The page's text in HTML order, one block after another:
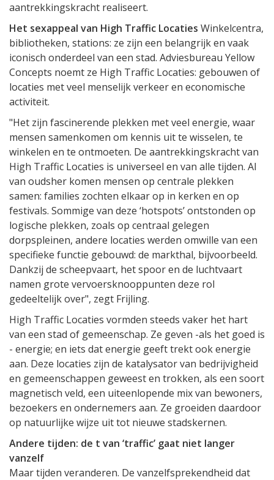
aantrekkingskracht realiseert.
Het sexappeal van High Traffic Locaties Winkelcentra,
bibliotheken, stations: ze zijn een belangrijk en vaak
iconisch onderdeel van een stad. Adviesbureau Yellow
Concepts noemt ze High Traffic Locaties: gebouwen of
locaties met veel menselijk verkeer en economische
activiteit.
"Het zijn fascinerende plekken met veel energie, waar
mensen samenkomen om kennis uit te wisselen, te
winkelen en te ontmoeten. De aantrekkingskracht van
High Traffic Locaties is universeel en van alle tijden. Al
van oudsher komen mensen op centrale plekken
samen: families zochten elkaar op in kerken en op
festivals. Sommige van deze ‘hotspots’ ontstonden op
logische plekken, zoals op centraal gelegen
dorpspleinen, andere locaties werden omwille van een
specifieke functie gebouwd: de markthal, bijvoorbeeld.
Dankzij de scheepvaart, het spoor en de luchtvaart
namen grote vervoersknooppunten deze rol
gedeeltelijk over", zegt Frijling.
High Traffic Locaties vormden steeds vaker het hart
van een stad of gemeenschap. Ze geven -als het goed is
- energie; en iets dat energie geeft trekt ook energie
aan. Deze locaties zijn de katalysator van bedrijvigheid
en gemeenschappen geweest en trokken, als een soort
magnetisch veld, een uiteenlopende mix van bewoners,
bezoekers en ondernemers aan. Ze groeiden daardoor
op natuurlijke wijze uit tot nieuwe stadskernen.
Andere tijden: de t van ‘traffic’ gaat niet langer
vanzelf
Maar tijden veranderen. De vanzelfsprekendheid dat